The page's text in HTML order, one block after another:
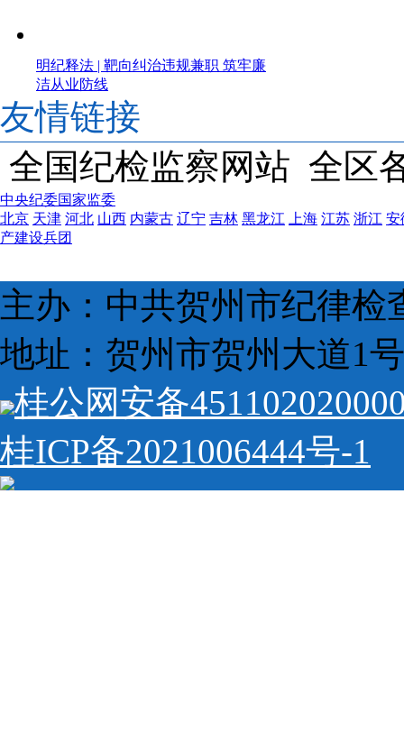
明纪释法 | 靶向纠治违规兼职 筑牢廉
洁从业防线
友情链接
全国纪检监察网站 全区
中央纪委国家监委
北京 天津 河北 山西 内蒙古 辽宁 吉林 黑龙江 上海 江苏 浙江 安
产建设兵团
主办：中共贺州市纪律
地址：贺州市贺州大道1
桂公网安备
桂ICP备2021006444号-1